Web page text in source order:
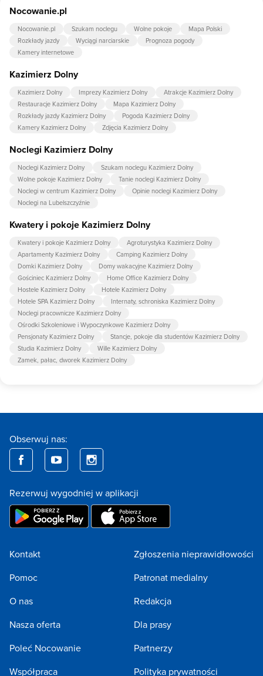
Nocowanie.pl
Nocowanie.pl Szukam noclegu Wolne pokoje
Mapa Polski
Rozkłady jazdy
Wyciągi narciarskie
Prognoza pogody
Kamery internetowe
Kazimierz Dolny
Kazimierz Dolny Imprezy Kazimierz Dolny
Atrakcje Kazimierz Dolny
Restauracje Kazimierz Dolny
Mapa Kazimierz Dolny
Rozkłady jazdy Kazimierz Dolny
Pogoda Kazimierz Dolny
Kamery Kazimierz Dolny
Zdjęcia Kazimierz Dolny
Noclegi Kazimierz Dolny
Noclegi Kazimierz Dolny
Szukam noclegu Kazimierz Dolny
Wolne pokoje Kazimierz Dolny
Tanie noclegi Kazimierz Dolny
Noclegi w centrum Kazimierz Dolny
Opinie noclegi Kazimierz Dolny
Noclegi na Lubelszczyźnie
Kwatery i pokoje Kazimierz Dolny
Kwatery i pokoje Kazimierz Dolny
Agroturystyka Kazimierz Dolny
Apartamenty Kazimierz Dolny
Camping Kazimierz Dolny
Domki Kazimierz Dolny
Domy wakacyjne Kazimierz Dolny
Gościniec Kazimierz Dolny
Home Office Kazimierz Dolny
Hostele Kazimierz Dolny
Hotele Kazimierz Dolny
Hotele SPA Kazimierz Dolny
Internaty, schroniska Kazimierz Dolny
Noclegi pracownicze Kazimierz Dolny
Ośrodki Szkoleniowe i Wypoczynkowe Kazimierz Dolny
Pensjonaty Kazimierz Dolny
Stancje, pokoje dla studentów Kazimierz Dolny
Studia Kazimierz Dolny
Wille Kazimierz Dolny
Zamek, pałac, dworek Kazimierz Dolny
Obserwuj nas:
Rezerwuj wygodniej w aplikacji
Kontakt
Pomoc
O nas
Nasza oferta
Poleć Nocowanie
Współpraca
Zgłoszenia nieprawidłowości
Patronat medialny
Redakcja
Dla prasy
Partnerzy
Polityka prywatności